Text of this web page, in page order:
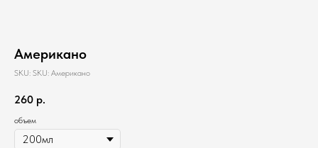
Американо
SKU: SKU: Американо
260 р.
объем